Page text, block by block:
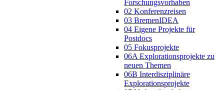
Forschungsvorhaben
02 Konferenzreisen
03 BremenIDEA
04 Eigene Projekte für
Postdocs
05 Fokusprojekte
06A Explorationsprojekte zu
neuen Themen
06B Interdisziplinäre
Explorationsprojekte